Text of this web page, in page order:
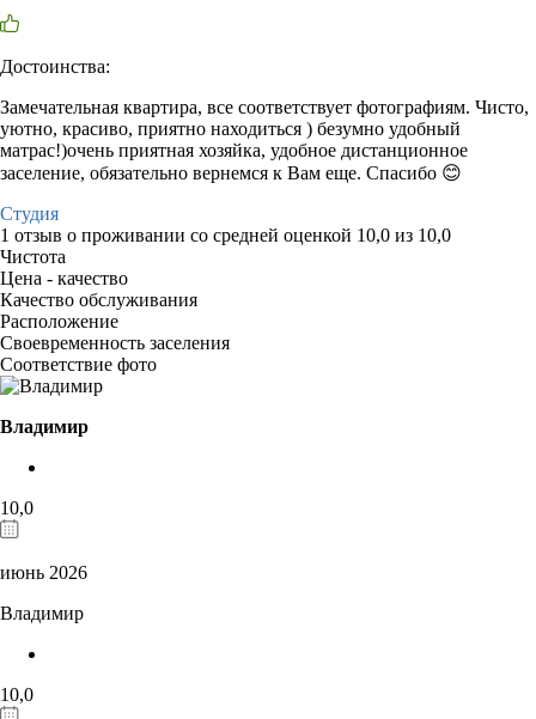
Достоинства:
Замечательная квартира, все соответствует фотографиям. Чисто,
уютно, красиво, приятно находиться ) безумно удобный
матрас!)очень приятная хозяйка, удобное дистанционное
заселение, обязательно вернемся к Вам еще. Спасибо 😊
Студия
1 отзыв о проживании со средней оценкой 10,0 из 10,0
Чистота
Цена - качество
Качество обслуживания
Расположение
Своевременность заселения
Соответствие фото
Владимир
10,0
июнь 2026
Владимир
10,0